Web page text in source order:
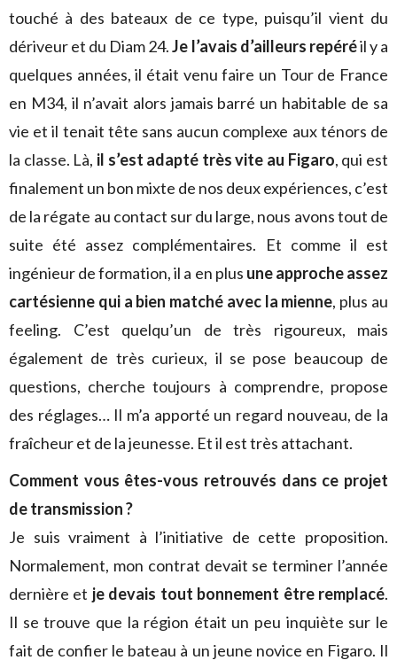
touché à des bateaux de ce type, puisqu’il vient du
dériveur et du Diam 24.Je l’avais d’ailleurs repéréil y a
quelques années, il était venu faire un Tour de France
en M34, il n’avait alors jamais barré un habitable de sa
vie et il tenait tête sans aucun complexe aux ténors de
la classe. Là, il s’est adapté très vite au Figaro, qui est
finalement un bon mixte de nos deux expériences, c’est
de la régate au contact sur du large, nous avons tout de
suite été assez complémentaires. Et comme il est
ingénieur de formation, il a en plus une approche assez
cartésienne qui a bien matché avec la mienne, plus au
feeling. C’est quelqu’un de très rigoureux, mais
également de très curieux, il se pose beaucoup de
questions, cherche toujours à comprendre, propose
des réglages… Il m’a apporté un regard nouveau, de la
fraîcheur et de la jeunesse. Et il est très attachant.
Comment vous êtes-vous retrouvés dans ce projet
de transmission ?
Je suis vraiment à l’initiative de cette proposition.
Normalement, mon contrat devait se terminer l’année
dernière et je devais tout bonnement être remplacé.
Il se trouve que la région était un peu inquiète sur le
fait de confier le bateau à un jeune novice en Figaro. Il